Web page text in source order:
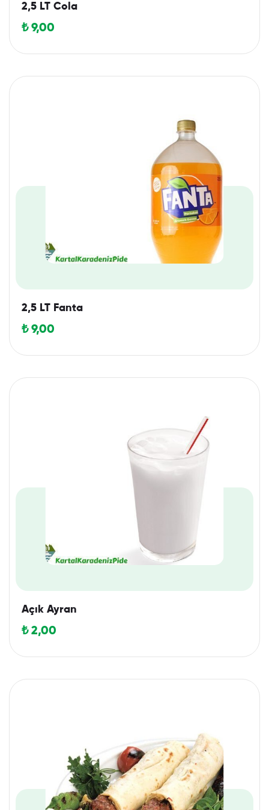
2,5 LT Cola
₺9,00
2,5 LT Fanta
₺9,00
Açık Ayran
₺2,00